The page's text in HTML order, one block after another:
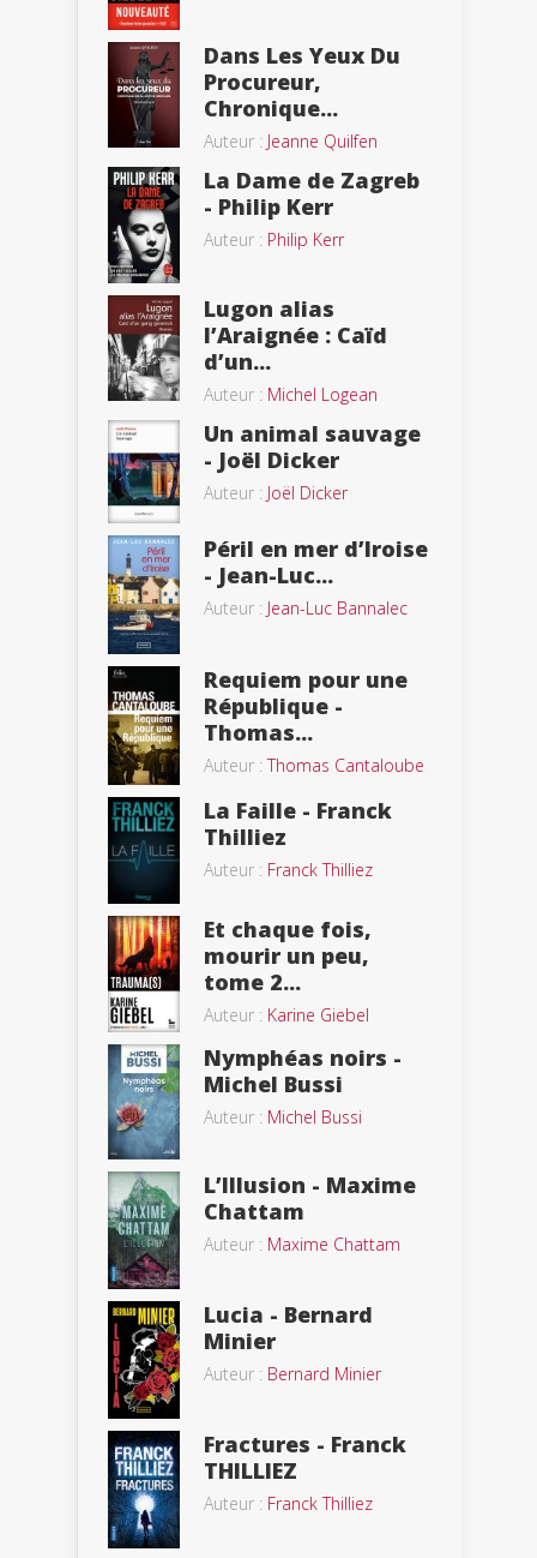
Dans Les Yeux Du
Procureur,
Chronique...
Auteur : Jeanne Quilfen
La Dame de Zagreb
- Philip Kerr
Auteur : Philip Kerr
Lugon alias
l’Araignée : Caïd
d’un...
Auteur : Michel Logean
Un animal sauvage
- Joël Dicker
Auteur : Joël Dicker
Péril en mer d’Iroise
- Jean-Luc...
Auteur : Jean-Luc Bannalec
Requiem pour une
République -
Thomas...
Auteur :Thomas Cantaloube
La Faille - Franck
Thilliez
Auteur : Franck Thilliez
Et chaque fois,
mourir un peu,
tome 2...
Auteur : Karine Giebel
Nymphéas noirs -
Michel Bussi
Auteur : Michel Bussi
L’Illusion - Maxime
Chattam
Auteur : Maxime Chattam
Lucia - Bernard
Minier
Auteur : Bernard Minier
Fractures - Franck
THILLIEZ
Auteur : Franck Thilliez